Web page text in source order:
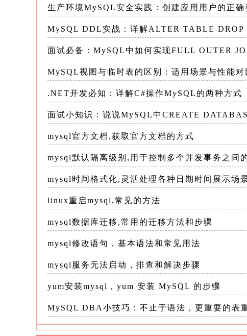
执行后，​​bonus​ ​​字段及其所有数据将从​
2.一条语句中删除多个字段
MySQL允许在一条​​ALTERTABLE​ 语句中执
行多条语句更高效，因为它只需要对表重构
--一次性删除'age'和'address'字段
ALTERTABLEemployees
DROPCOLUMNage,
DROPCOLUMNaddress;
执行后，​ ​​和​ ​address​
三、完整操作流程与最佳实践
直接在生产环境运行​ ​DROPCOLUMN​
1.备份！备份！备份！ 这是最重要的步骤
份目标表。
使用mysqldump备份单表示例
mysqldump-uusername-
生产环境MySQL安全实践：创建应用用户的正确
MySQL DDL实战：详解ALTER TABLE DROP
面试必备：MySQL中如何实现FULL OUTER
MySQL视图与临时表的区别：适用场景与性能对
.NET开发必知：详解C#操作MySQL的两种方
面试小知识：说说MySQL中CREATE
mysql官方文档,获取官方文档的方式
mysql默认隔离级别,用于控制多个并发事务之间
mysql时间格式化,灵活处理各种日期时间展示场
linux重启mysql,常见的方法
mysql数据库迁移,常用的迁移方法和步骤
mysql修改语句，基本语法和常见用法
mysql服务无法启动，排查和解决步骤
yum安装mysql，yum 安装 MySQL 的步骤
MySQL DBA小技巧：不止于语法，更重要的表